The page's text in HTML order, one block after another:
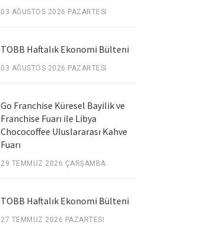
03 AĞUSTOS 2026 PAZARTESI
TOBB Haftalık Ekonomi Bülteni
03 AĞUSTOS 2026 PAZARTESI
Go Franchise Küresel Bayilik ve
Franchise Fuarı ile Libya
Chococoffee Uluslararası Kahve
Fuarı
29 TEMMUZ 2026 ÇARŞAMBA
TOBB Haftalık Ekonomi Bülteni
27 TEMMUZ 2026 PAZARTESI